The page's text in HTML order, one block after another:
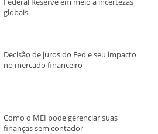
globais
Decisão de juros do Fed e seu impacto
no mercado financeiro
Como o MEI pode gerenciar suas
finanças sem contador